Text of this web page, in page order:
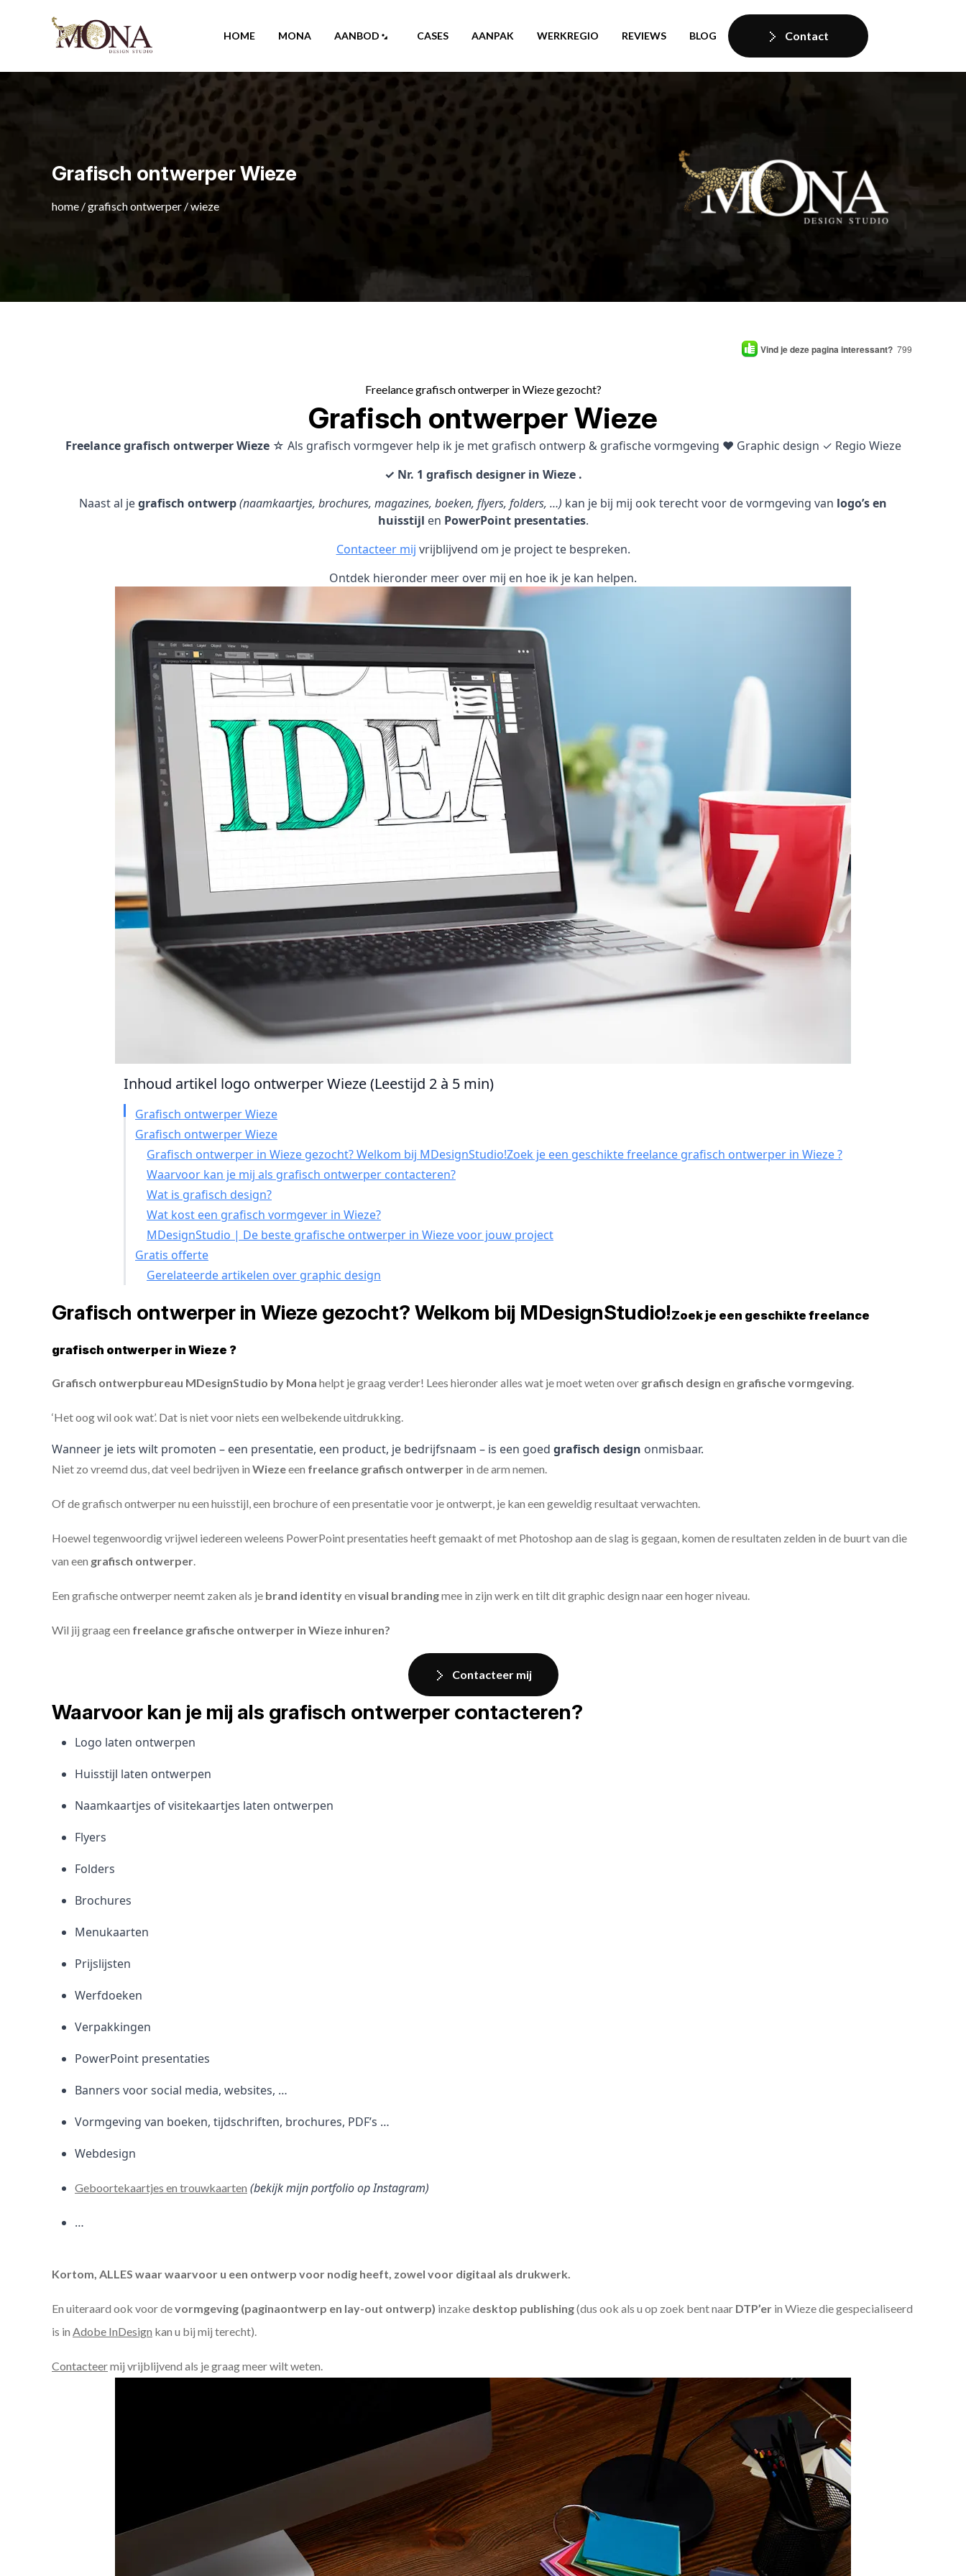
HOME MONA AANBOD CASES AANPAK WERKREGIO REVIEWS BLOG Contact
Grafisch ontwerper Wieze
home /grafisch ontwerper /wieze
Vind je deze pagina interessant? 799
Freelance grafisch ontwerper in Wieze gezocht?
Grafisch ontwerper Wieze
Freelance grafisch ontwerper Wieze ☆ Als grafisch vormgever help ik je met grafisch ontwerp & grafische vormgeving ♥ Graphic design ✓ Regio Wieze
✓ Nr. 1 grafisch designer in Wieze .
Naast al jegrafisch ontwerp(naamkaartjes, brochures, magazines, boeken, flyers, folders, …) kan je bij mij ook terecht voor de vormgeving van logo’s en
huisstijl en PowerPoint presentaties.
Contacteer mij vrijblijvend om je project te bespreken.
Ontdek hieronder meer over mij en hoe ik je kan helpen.
Inhoud artikel logo ontwerper Wieze (Leestijd 2 à 5 min)
Grafisch ontwerper Wieze
Grafisch ontwerper Wieze
Grafisch ontwerper in Wieze gezocht? Welkom bij MDesignStudio!Zoek je een geschikte freelance grafisch ontwerper in Wieze ?
Waarvoor kan je mij als grafisch ontwerper contacteren?
Wat is grafisch design?
Wat kost een grafisch vormgever in Wieze?
MDesignStudio | De beste grafische ontwerper in Wieze voor jouw project
Gratis offerte
Gerelateerde artikelen over graphic design
Grafisch ontwerper in Wieze gezocht? Welkom bij MDesignStudio!Zoek je een geschikte freelance
grafisch ontwerper in Wieze ?
Grafisch ontwerpbureau MDesignStudio by Mona helpt je graag verder! Lees hieronder alles wat je moet weten over grafisch design en grafische vormgeving.
‘Het oog wil ook wat’. Dat is niet voor niets een welbekende uitdrukking.
Wanneer je iets wilt promoten – een presentatie, een product, je bedrijfsnaam – is een goed grafisch design onmisbaar.
Niet zo vreemd dus, dat veel bedrijven in Wiezeeen freelance grafisch ontwerper in de arm nemen.
Of de grafisch ontwerper nu een huisstijl, een brochure of een presentatie voor je ontwerpt, je kan een geweldig resultaat verwachten.
Hoewel tegenwoordig vrijwel iedereen weleens PowerPoint presentaties heeft gemaakt of met Photoshop aan de slag is gegaan, komen de resultaten zelden in de buurt van die
van een grafisch ontwerper.
Een grafische ontwerper neemt zaken als je brand identityen visual brandingmee in zijn werk en tilt dit graphic design naar een hoger niveau.
Wil jij graag een freelance grafische ontwerper in Wieze inhuren?
Contacteer mij
Waarvoor kan je mij als grafisch ontwerper contacteren?
Logo laten ontwerpen
Huisstijl laten ontwerpen
Naamkaartjes of visitekaartjes laten ontwerpen
Flyers
Folders
Brochures
Menukaarten
Prijslijsten
Werfdoeken
Verpakkingen
PowerPoint presentaties
Banners voor social media, websites, …
Vormgeving van boeken, tijdschriften, brochures, PDF’s …
Webdesign
Geboortekaartjes en trouwkaarten (bekijk mijn portfolio op Instagram)
…
Kortom, ALLES waar waarvoor u een ontwerp voor nodig heeft, zowel voor digitaal als drukwerk.
En uiteraard ook voor devormgeving (paginaontwerp en lay-out ontwerp) inzake desktop publishing(dus ook als u op zoek bent naar DTP’er in Wieze die gespecialiseerd
is in Adobe InDesign kan u bij mij terecht).
Contacteermij vrijblijvend als je graag meer wilt weten.